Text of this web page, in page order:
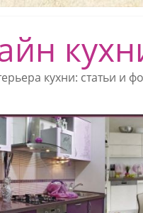
кухни: статьи и